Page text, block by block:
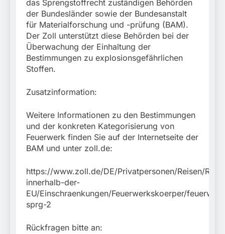
das Sprengstoffrecht zuständigen Behörden
der Bundesländer sowie der Bundesanstalt
für Materialforschung und -prüfung (BAM).
Der Zoll unterstützt diese Behörden bei der
Überwachung der Einhaltung der
Bestimmungen zu explosionsgefährlichen
Stoffen.
Zusatzinformation:
Weitere Informationen zu den Bestimmungen
und der konkreten Kategorisierung von
Feuerwerk finden Sie auf der Internetseite der
BAM und unter zoll.de:
https://www.zoll.de/DE/Privatpersonen/Reisen/
innerhalb-der-
EU/Einschraenkungen/Feuerwerkskoerper/
sprg-2
Rückfragen bitte an: